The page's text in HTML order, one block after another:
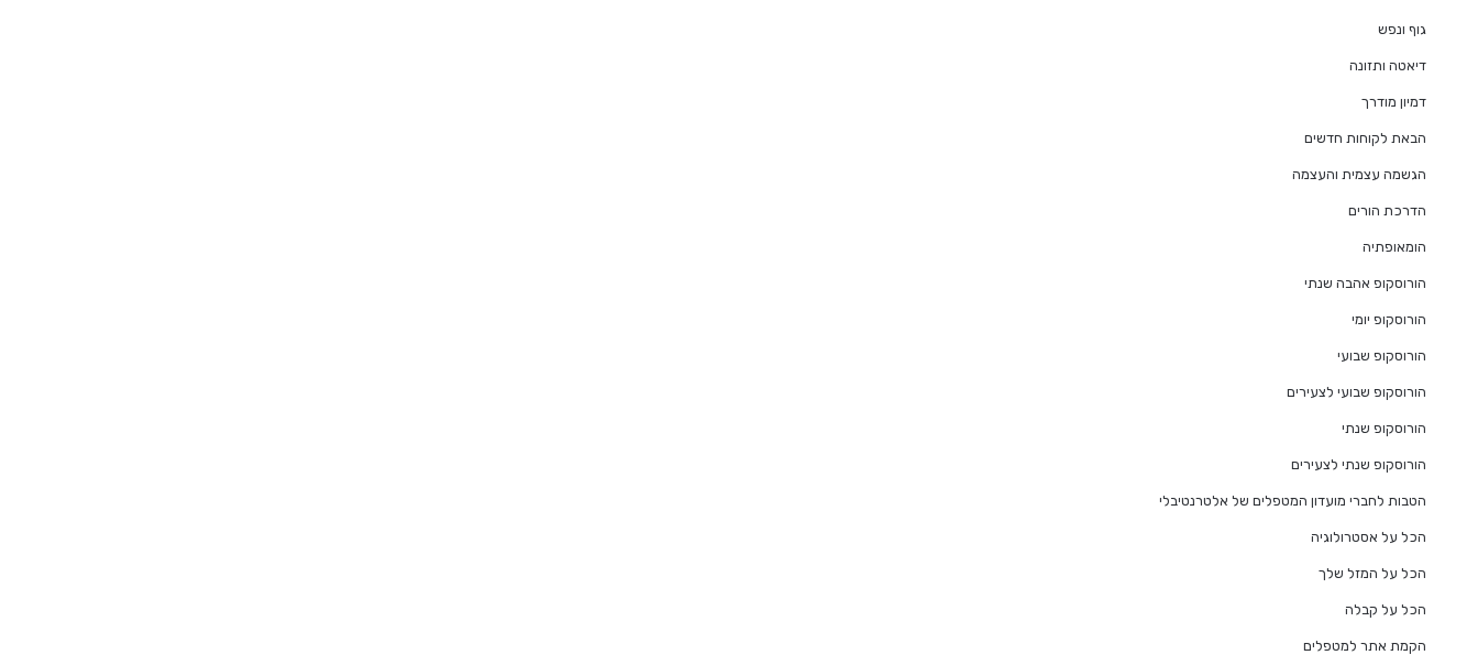
גוף ונפש
דיאטה ותזונה
דמיון מודרך
הבאת לקוחות חדשים
הגשמה עצמית והעצמה
הדרכת הורים
הומאופתיה
הורוסקופ אהבה שנתי
הורוסקופ יומי
הורוסקופ שבועי
הורוסקופ שבועי לצעירים
הורוסקופ שנתי
הורוסקופ שנתי לצעירים
הטבות לחברי מועדון המטפלים של אלטרנטיבלי
הכל על אסטרולוגיה
הכל על המזל שלך
הכל על קבלה
הקמת אתר למטפלים